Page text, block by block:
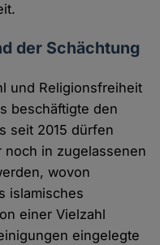
der Schächtung
und Religionsfreiheit
beschäftigte den
seit 2015 dürfen
noch in zugelassenen
wovon
islamisches
einer Vielzahl
eingelegte